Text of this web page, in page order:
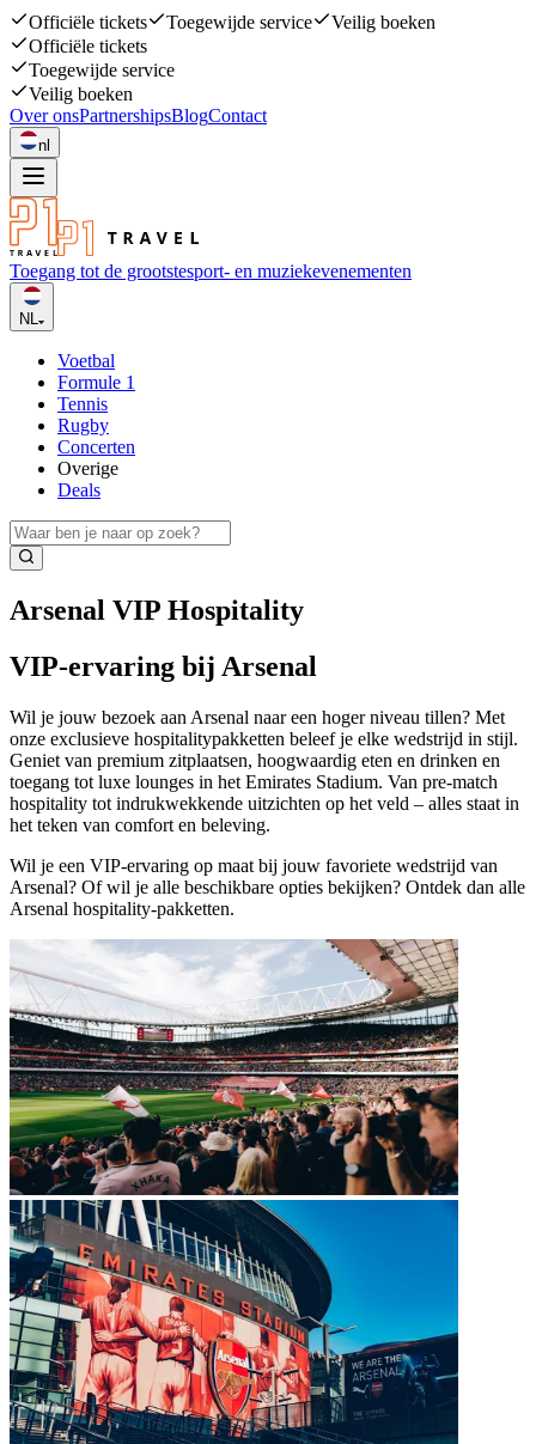
Officiële tickets Toegewijde service
Veilig boeken
Officiële tickets
Toegewijde service
Veilig boeken
Over onsPartnershipsBlogContact
nl
Toegang tot de grootstesport- en muziekevenementen
NL
Voetbal
Formule 1
Tennis
Rugby
Concerten
Overige
Deals
Arsenal VIP Hospitality
VIP-ervaring bij Arsenal
Wil je jouw bezoek aan Arsenal naar een hoger niveau tillen? Met
onze exclusieve hospitalitypakketten beleef je elke wedstrijd in stijl.
Geniet van premium zitplaatsen, hoogwaardig eten en drinken en
toegang tot luxe lounges in het Emirates Stadium. Van pre‑match
hospitality tot indrukwekkende uitzichten op het veld – alles staat in
het teken van comfort en beleving.
Wil je een VIP‑ervaring op maat bij jouw favoriete wedstrijd van
Arsenal? Of wil je alle beschikbare opties bekijken? Ontdek dan alle
Arsenal hospitality‑pakketten.